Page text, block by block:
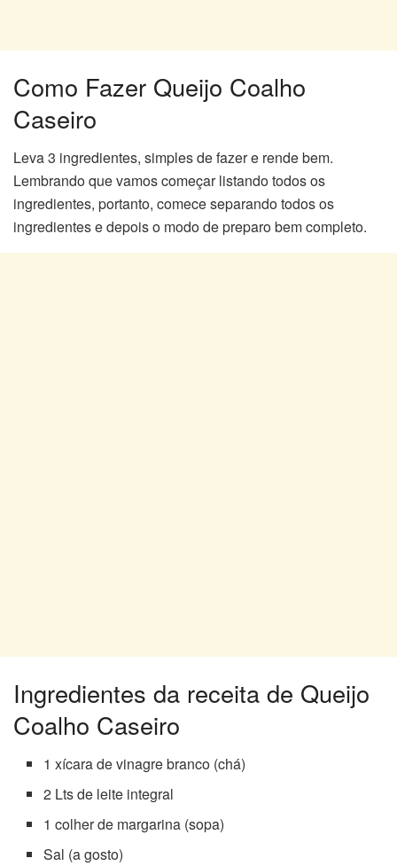
Como Fazer Queijo Coalho
Caseiro
Leva 3 ingredientes, simples de fazer e rende bem.
Lembrando que vamos começar listando todos os
ingredientes, portanto, comece separando todos os
ingredientes e depois o modo de preparo bem completo.
Ingredientes da receita de Queijo
Coalho Caseiro
1 xícara de vinagre branco (chá)
2 Lts de leite integral
1 colher de margarina (sopa)
Sal (a gosto)